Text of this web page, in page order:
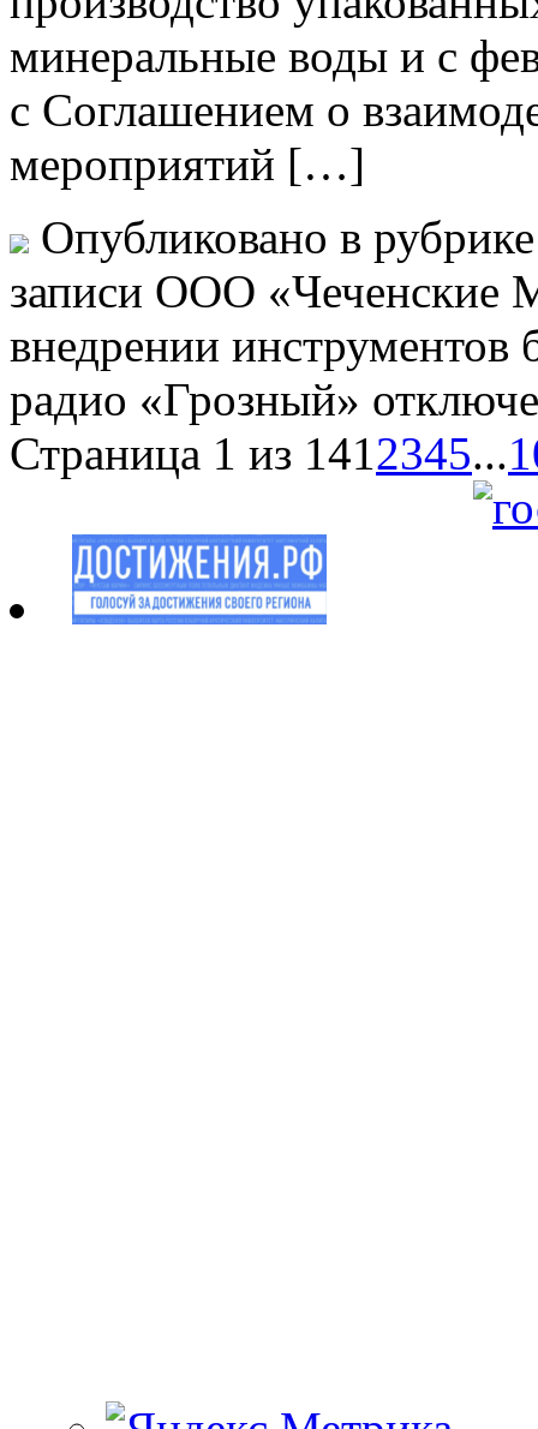
минеральные воды и с
с Соглашением о
мероприятий […]
Опубликовано в
записи ООО «Чеченские
внедрении инструментов
радио «Грозный»
Страница 1 из 1412345...